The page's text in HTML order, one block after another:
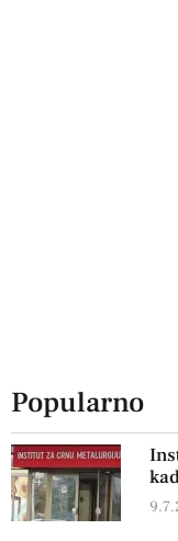
Popularno